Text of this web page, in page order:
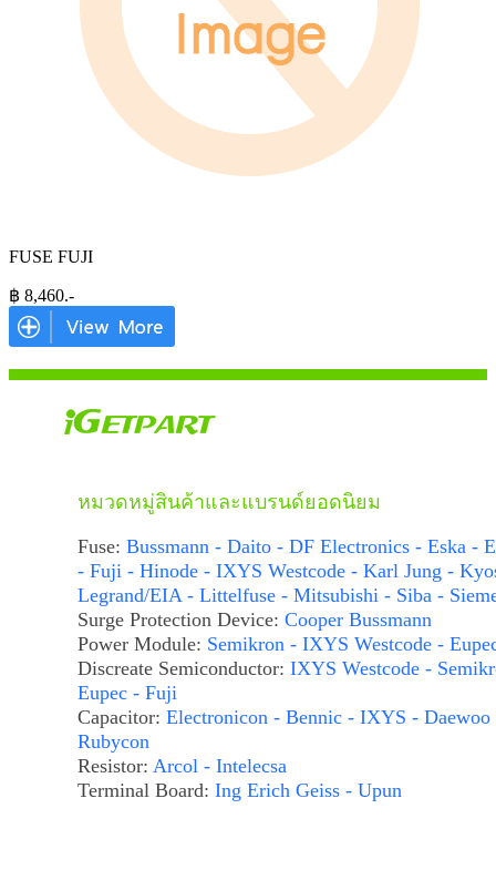
FUSE FUJI
฿ 8,460.-
หมวดหมู่สินค้าและแบรนด์ยอดนิยม
Fuse: Bussmann - Daito - DF Electronics - Eska -
- Fuji - Hinode - IXYS Westcode - Karl Jung -
Legrand/EIA - Littelfuse - Mitsubishi - Siba -
Surge Protection Device: Cooper Bussmann
Power Module: Semikron - IXYS Westcode -
Discreate Semiconductor: IXYS Westcode -
Eupec - Fuji
Capacitor: Electronicon - Bennic - IXYS - Daewoo
Rubycon
Resistor: Arcol - Intelecsa
Terminal Board: Ing Erich Geiss - Upun